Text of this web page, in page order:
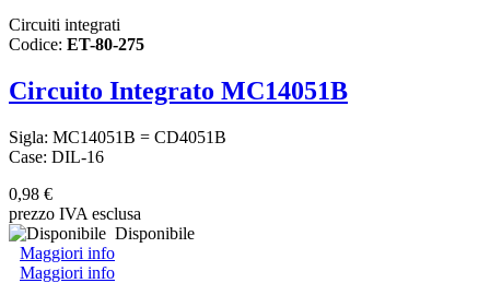
Circuiti integrati
Codice: ET-80-275
Circuito Integrato MC14051B
Sigla: MC14051B = CD4051B
Case: DIL-16
0,98 €
prezzo IVA esclusa
Disponibile
Maggiori info
Maggiori info